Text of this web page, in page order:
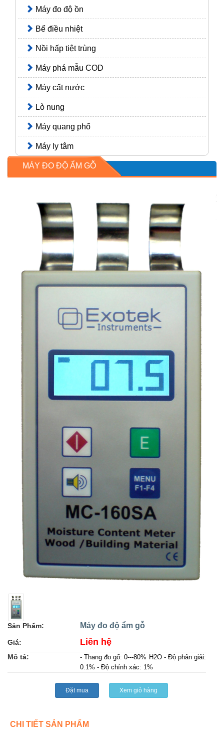
Máy đo độ ồn
Bể điều nhiệt
Nồi hấp tiệt trùng
Máy phá mẫu COD
Máy cất nước
Lò nung
Máy quang phổ
Máy ly tâm
MÁY ĐO ĐỘ ẨM GỖ
Sản Phẩm: Máy đo độ ẩm gỗ
Giá: Liên hệ
Mô tả:
- Thang đo gổ: 0---80% H2O - Độ phân giải:
0.1% - Độ chính xác: 1%
Đặt mua Xem giỏ hàng
CHI TIẾT SẢN PHẨM